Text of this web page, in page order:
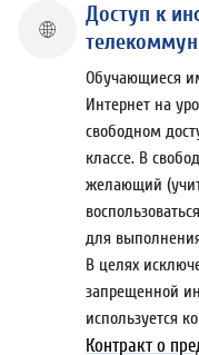
Доступ к
Обучающиеся
Интернет на
свободном
классе. В
желающий
для
В целях
запрещенной
используется
Контракт о